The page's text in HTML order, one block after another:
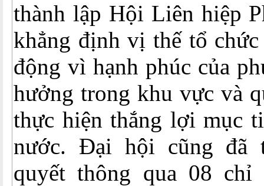
thành lập Hội Liên hiệp
khẳng định vị thế tổ
động vì hạnh phúc của
hưởng trong khu vực và
thực hiện thắng lợi mục
nước. Đại hội cũng đã
quyết thông qua 08